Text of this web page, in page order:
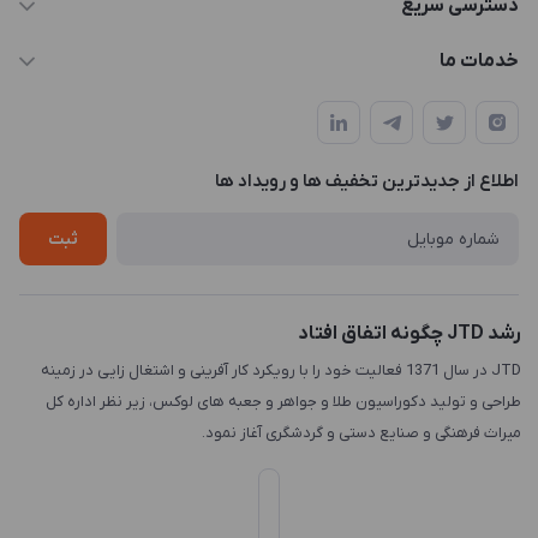
طبقه3
دسترسی سریع
حساب کاربری
لیست محصولات
درباره ما
خدمات ما
چاپ و حکاکی
طراحی سه بعدی
اطلاع از جدیدترین تخفیف ها و رویداد ها
ثبت
رشد JTD چگونه اتفاق افتاد
JTD در سال 1371 فعالیت خود را با رویکرد کار آفرینی و اشتغال زایی در زمینه
طراحی و تولید دکوراسیون طلا و جواهر و جعبه های لوکس، زیر نظر اداره کل
میراث فرهنگی و صنایع دستی و گردشگری آغاز نمود.